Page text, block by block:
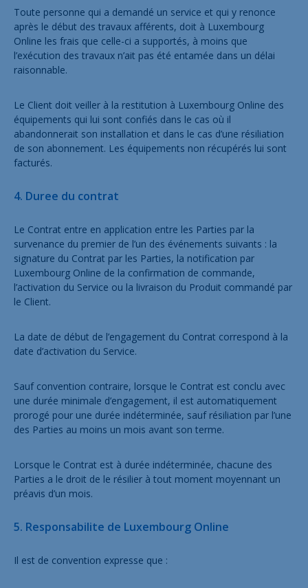
Toute personne qui a demandé un service et qui y renonce
après le début des travaux afférents, doit à Luxembourg
Online les frais que celle-ci a supportés, à moins que
l’exécution des travaux n’ait pas été entamée dans un délai
raisonnable.
Le Client doit veiller à la restitution à Luxembourg Online des
équipements qui lui sont confiés dans le cas où il
abandonnerait son installation et dans le cas d’une résiliation
de son abonnement. Les équipements non récupérés lui sont
facturés.
4. Duree du contrat
Le Contrat entre en application entre les Parties par la
survenance du premier de l’un des événements suivants : la
signature du Contrat par les Parties, la notification par
Luxembourg Online de la confirmation de commande,
l’activation du Service ou la livraison du Produit commandé par
le Client.
La date de début de l’engagement du Contrat correspond à la
date d’activation du Service.
Sauf convention contraire, lorsque le Contrat est conclu avec
une durée minimale d’engagement, il est automatiquement
prorogé pour une durée indéterminée, sauf résiliation par l’une
des Parties au moins un mois avant son terme.
Lorsque le Contrat est à durée indéterminée, chacune des
Parties a le droit de le résilier à tout moment moyennant un
préavis d’un mois.
5. Responsabilite de Luxembourg Online
Il est de convention expresse que :